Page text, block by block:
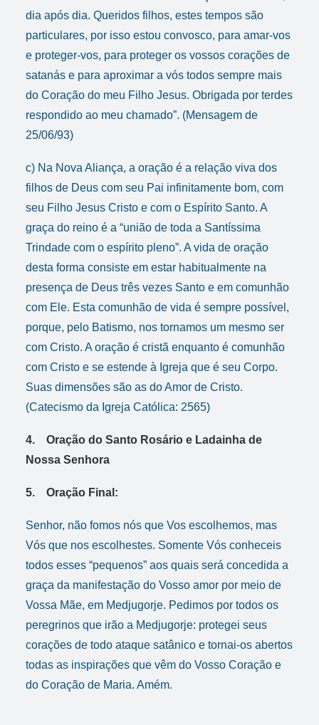
dia após dia. Queridos filhos, estes tempos são
particulares, por isso estou convosco, para amar-vos
e proteger-vos, para proteger os vossos corações de
satanás e para aproximar a vós todos sempre mais
do Coração do meu Filho Jesus. Obrigada por terdes
respondido ao meu chamado”. (Mensagem de
25/06/93)
c) Na Nova Aliança, a oração é a relação viva dos
filhos de Deus com seu Pai infinitamente bom, com
seu Filho Jesus Cristo e com o Espírito Santo. A
graça do reino é a “união de toda a Santíssima
Trindade com o espírito pleno”. A vida de oração
desta forma consiste em estar habitualmente na
presença de Deus três vezes Santo e em comunhão
com Ele. Esta comunhão de vida é sempre possível,
porque, pelo Batismo, nos tornamos um mesmo ser
com Cristo. A oração é cristã enquanto é comunhão
com Cristo e se estende à Igreja que é seu Corpo.
Suas dimensões são as do Amor de Cristo.
(Catecismo da Igreja Católica: 2565)
4. Oração do Santo Rosário e Ladainha de
Nossa Senhora
5. Oração Final:
Senhor, não fomos nós que Vos escolhemos, mas
Vós que nos escolhestes. Somente Vós conheceis
todos esses “pequenos” aos quais será concedida a
graça da manifestação do Vosso amor por meio de
Vossa Mãe, em Medjugorje. Pedimos por todos os
peregrinos que irão a Medjugorje: protegei seus
corações de todo ataque satânico e tornai-os abertos
todas as inspirações que vêm do Vosso Coração e
do Coração de Maria. Amém.